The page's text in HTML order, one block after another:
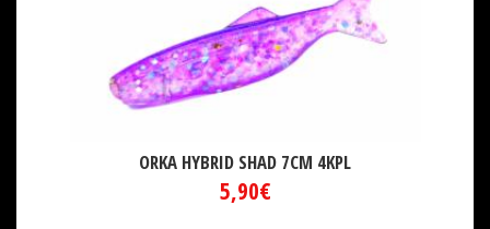
ORKA HYBRID SHAD 7CM 4KPL
5,90€